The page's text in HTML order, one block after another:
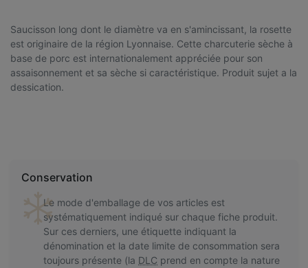
Saucisson long dont le diamètre va en s'amincissant, la rosette
est originaire de la région Lyonnaise. Cette charcuterie sèche à
base de porc est internationalement appréciée pour son
assaisonnement et sa sèche si caractéristique. Produit sujet a la
dessication.
Conservation
Le mode d'emballage de vos articles est
systématiquement indiqué sur chaque fiche produit.
Sur ces derniers, une étiquette indiquant la
dénomination et la date limite de consommation sera
toujours présente (la DLC prend en compte la nature